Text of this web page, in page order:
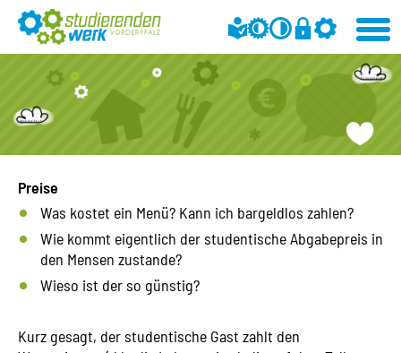
Preise
Was kostet ein Menü? Kann ich bargeldlos zahlen?
Wie kommt eigentlich der studentische Abgabepreis in
den Mensen zustande?
Wieso ist der so günstig?
Kurz gesagt, der studentische Gast zahlt den